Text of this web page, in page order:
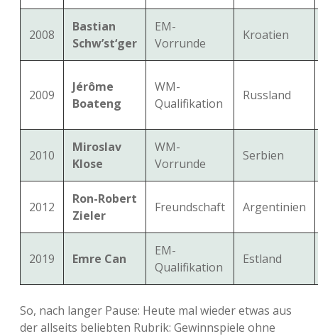
2008
Bastian
Schw’st‘ger
EM-
Vorrunde
Kroatien
2009
Jérôme
Boateng
WM-
Qualifikation
Russland
2010
Miroslav
Klose
WM-
Vorrunde
Serbien
2012
Ron-Robert
Zieler
Freundschaft Argentinien
2019 Emre Can
EM-
Qualifikation
Estland
So, nach langer Pause: Heute mal wieder etwas aus
der allseits beliebten Rubrik: Gewinnspiele ohne